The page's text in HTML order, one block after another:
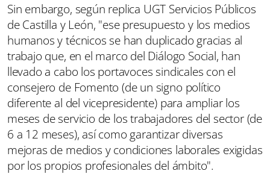
Sin embargo, según replica UGT Servicios Públicos
de Castilla y León, "ese presupuesto y los medios
humanos y técnicos se han duplicado gracias al
trabajo que, en el marco del Diálogo Social, han
llevado a cabo los portavoces sindicales con el
consejero de Fomento (de un signo político
diferente al del vicepresidente) para ampliar los
meses de servicio de los trabajadores del sector (de
6 a 12 meses), así como garantizar diversas
mejoras de medios y condiciones laborales exigidas
por los propios profesionales del ámbito".